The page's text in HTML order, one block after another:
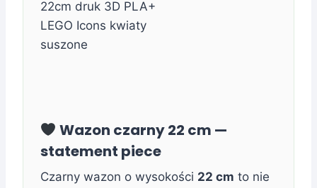
Wazon czarny 22 cm —
statement piece
Czarny wazon o wysokości 22 cm to nie